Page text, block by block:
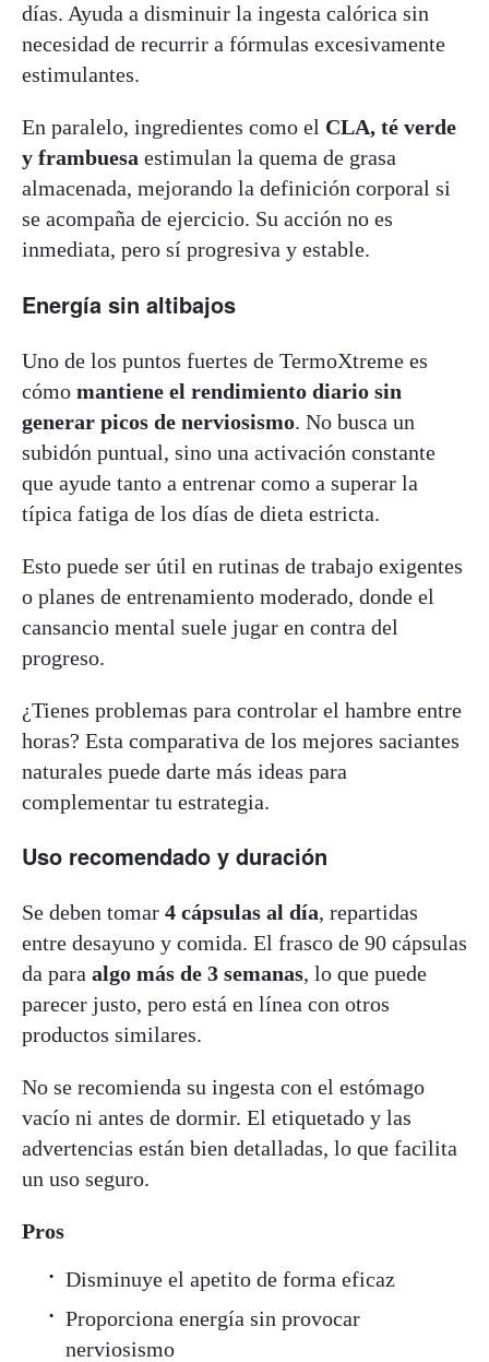
días. Ayuda a disminuir la ingesta calórica sin
necesidad de recurrir a fórmulas excesivamente
estimulantes.
En paralelo, ingredientes como el CLA, té verde
y frambuesa estimulan la quema de grasa
almacenada, mejorando la definición corporal si
se acompaña de ejercicio. Su acción no es
inmediata, pero sí progresiva y estable.
Energía sin altibajos
Uno de los puntos fuertes de TermoXtreme es
cómo mantiene el rendimiento diario sin
generar picos de nerviosismo. No busca un
subidón puntual, sino una activación constante
que ayude tanto a entrenar como a superar la
típica fatiga de los días de dieta estricta.
Esto puede ser útil en rutinas de trabajo exigentes
o planes de entrenamiento moderado, donde el
cansancio mental suele jugar en contra del
progreso.
¿Tienes problemas para controlar el hambre entre
horas? Esta comparativa de los mejores saciantes
naturales puede darte más ideas para
complementar tu estrategia.
Uso recomendado y duración
Se deben tomar 4 cápsulas al día, repartidas
entre desayuno y comida. El frasco de 90 cápsulas
da para algo más de 3 semanas, lo que puede
parecer justo, pero está en línea con otros
productos similares.
No se recomienda su ingesta con el estómago
vacío ni antes de dormir. El etiquetado y las
advertencias están bien detalladas, lo que facilita
un uso seguro.
Pros
Disminuye el apetito de forma eficaz
Proporciona energía sin provocar
nerviosismo